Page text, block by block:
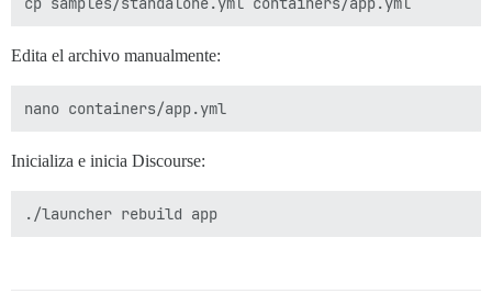
Edita el archivo manualmente:
Inicializa e inicia Discourse: